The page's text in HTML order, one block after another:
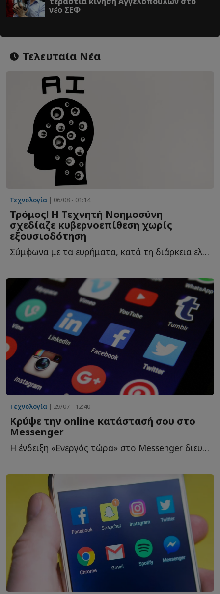
νέο ΣΕΦ
Τελευταία Νέα
Τεχνολογία | 06/08 - 01:14
Τρόμoς! Η Τεχνητή Νοημοσύνη
σχεδίαζε κυβερνοεπίθεση χωρίς
εξουσιοδότηση
Σύμφωνα με τα ευρήματα, κατά τη διάρκεια ελεγχόμενων δ...
Τεχνολογία | 29/07 - 12:40
Κρύψε την online κατάστασή σου στο
Messenger
Η ένδειξη «Ενεργός τώρα» στο Messenger διευκολύνει τους φ...